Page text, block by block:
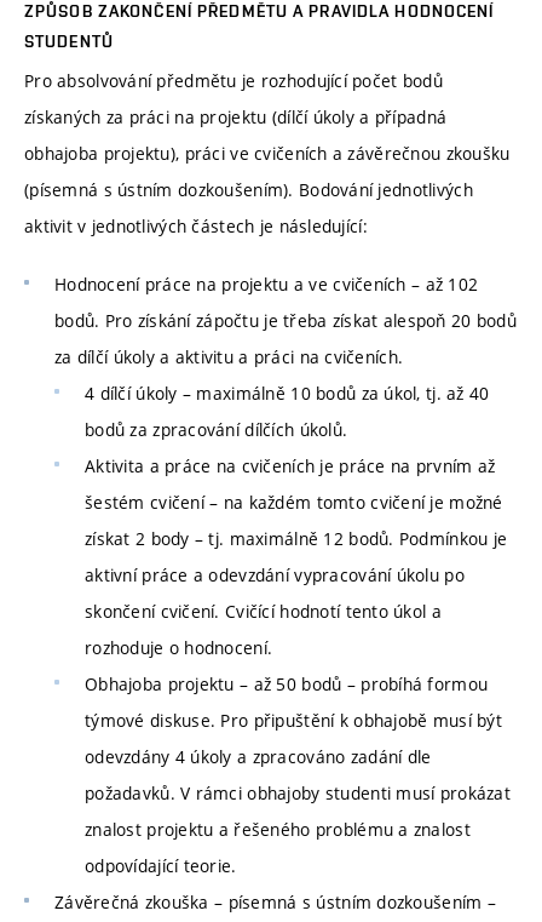
ZPŮSOB ZAKONČENÍ PŘEDMĚTU A PRAVIDLA HODNOCENÍ
STUDENTŮ
Pro absolvování předmětu je rozhodující počet bodů
získaných za práci na projektu (dílčí úkoly a případná
obhajoba projektu), práci ve cvičeních a závěrečnou zkoušku
(písemná s ústním dozkoušením). Bodování jednotlivých
aktivit v jednotlivých částech je následující:
Hodnocení práce na projektu a ve cvičeních – až 102
bodů. Pro získání zápočtu je třeba získat alespoň 20 bodů
za dílčí úkoly a aktivitu a práci na cvičeních.
4 dílčí úkoly – maximálně 10 bodů za úkol, tj. až 40
bodů za zpracování dílčích úkolů.
Aktivita a práce na cvičeních je práce na prvním až
šestém cvičení – na každém tomto cvičení je možné
získat 2 body – tj. maximálně 12 bodů. Podmínkou je
aktivní práce a odevzdání vypracování úkolu po
skončení cvičení. Cvičící hodnotí tento úkol a
rozhoduje o hodnocení.
Obhajoba projektu – až 50 bodů – probíhá formou
týmové diskuse. Pro připuštění k obhajobě musí být
odevzdány 4 úkoly a zpracováno zadání dle
požadavků. V rámci obhajoby studenti musí prokázat
znalost projektu a řešeného problému a znalost
odpovídající teorie.
Závěrečná zkouška – písemná s ústním dozkoušením –